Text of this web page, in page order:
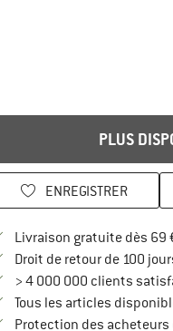
PLUS
ENREGISTRER
Livraison gratuite dès 69
Droit de retour de 100
> 4 000 000 clients
Tous les articles
Protection des acheteurs